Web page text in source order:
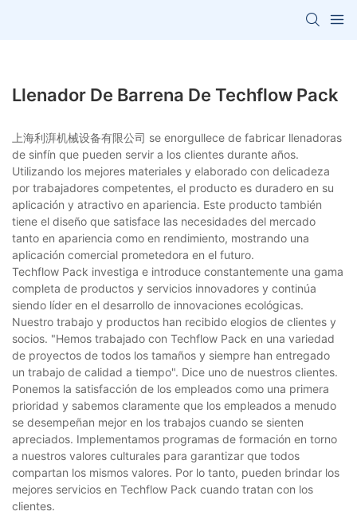
Llenador De Barrena De Techflow Pack
上海利湃机械设备有限公司 se enorgullece de fabricar llenadoras
de sinfín que pueden servir a los clientes durante años.
Utilizando los mejores materiales y elaborado con delicadeza
por trabajadores competentes, el producto es duradero en su
aplicación y atractivo en apariencia. Este producto también
tiene el diseño que satisface las necesidades del mercado
tanto en apariencia como en rendimiento, mostrando una
aplicación comercial prometedora en el futuro.
Techflow Pack investiga e introduce constantemente una gama
completa de productos y servicios innovadores y continúa
siendo líder en el desarrollo de innovaciones ecológicas.
Nuestro trabajo y productos han recibido elogios de clientes y
socios. "Hemos trabajado con Techflow Pack en una variedad
de proyectos de todos los tamaños y siempre han entregado
un trabajo de calidad a tiempo". Dice uno de nuestros clientes.
Ponemos la satisfacción de los empleados como una primera
prioridad y sabemos claramente que los empleados a menudo
se desempeñan mejor en los trabajos cuando se sienten
apreciados. Implementamos programas de formación en torno
a nuestros valores culturales para garantizar que todos
compartan los mismos valores. Por lo tanto, pueden brindar los
mejores servicios en Techflow Pack cuando tratan con los
clientes.